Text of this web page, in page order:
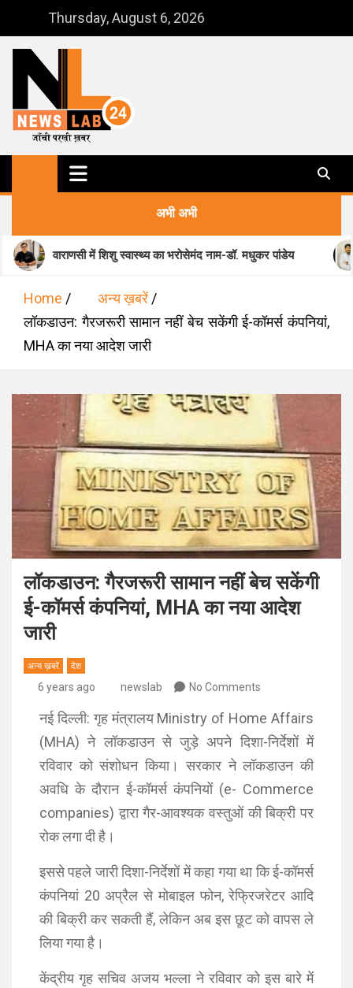
content
Thursday, August 6, 2026
NewsLab24
जाँची परखी ख़बर
अभी अभी
में शिशु स्वास्थ्य का भरोसेमंद नाम-डॉ. मधुकर पांडेय मानसिक
Home
अन्य ख़बरें
लॉकडाउन: गैरजरूरी सामान नहीं बेच सकेंगी ई-कॉमर्स कंपनियां,
MHA का नया आदेश जारी
लॉकडाउन: गैरजरूरी सामान नहीं बेच सकेंगी
ई-कॉमर्स कंपनियां, MHA का नया आदेश
जारी
अन्य ख़बरें देश
6 years ago newslab No Comments
नई दिल्ली: गृह मंत्रालय Ministry of Home Affairs
(MHA) ने लॉकडाउन से जुड़े अपने दिशा-निर्देशों में
रविवार को संशोधन किया। सरकार ने लॉकडाउन की
अवधि के दौरान ई-कॉमर्स कंपनियों (e- Commerce
companies) द्वारा गैर-आवश्यक वस्तुओं की बिक्री पर
रोक लगा दी है।
इससे पहले जारी दिशा-निर्देशों में कहा गया था कि ई-कॉमर्स
कंपनियां 20 अप्रैल से मोबाइल फोन, रेफ्रिजरेटर आदि
की बिक्री कर सकती हैं, लेकिन अब इस छूट को वापस ले
लिया गया है।
केंद्रीय गृह सचिव अजय भल्ला ने रविवार को इस बारे में